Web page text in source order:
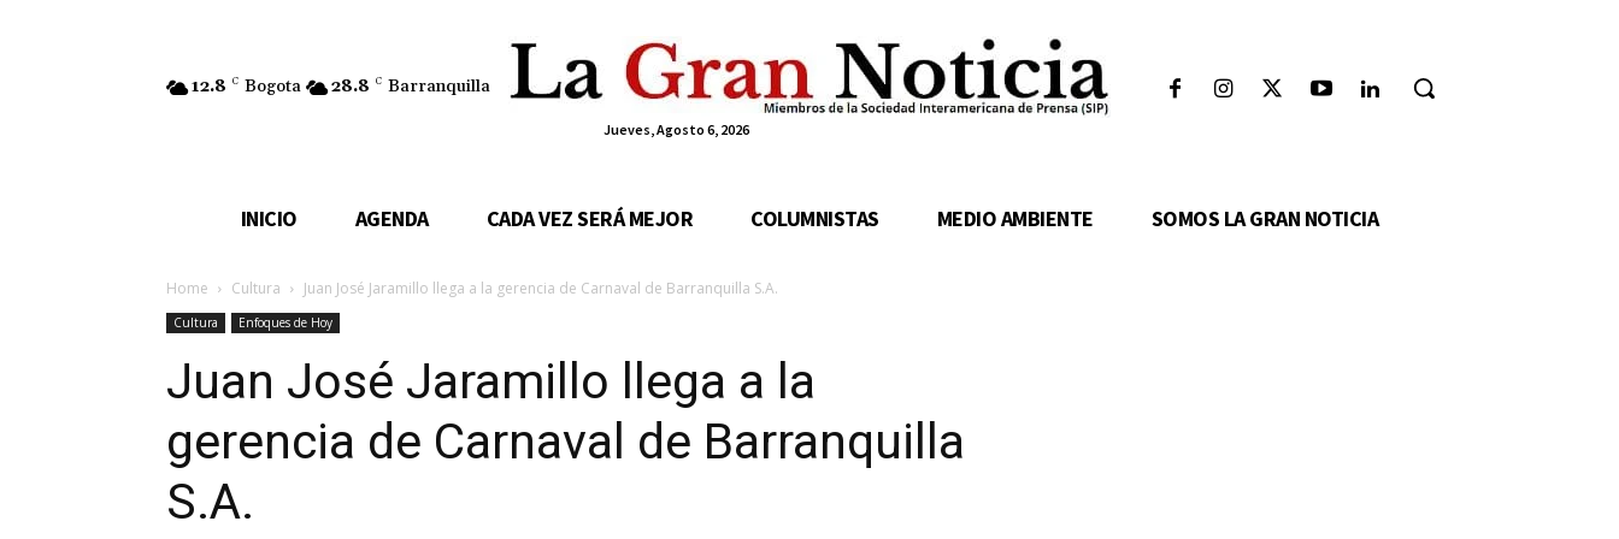
12.8 C Bogota 28.8 C Barranquilla
Jueves, Agosto 6, 2026
INICIO AGENDA CADA VEZ SERÁ MEJOR COLUMNISTAS MEDIO AMBIENTE SOMOS LA GRAN NOTICIA
Home Cultura Juan José Jaramillo llega a la gerencia de Carnaval de Barranquilla S.A.
Cultura Enfoques de Hoy
Juan José Jaramillo llega a la
gerencia de Carnaval de Barranquilla
S.A.